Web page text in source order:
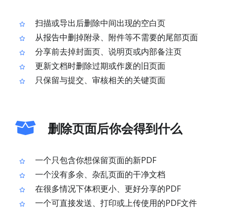
扫描或导出后删除中间出现的空白页
从报告中删掉附录、附件等不需要的尾部页面
分享前去掉封面页、说明页或内部备注页
更新文档时删除过期或作废的旧页面
只保留与提交、审核相关的关键页面
删除页面后你会得到什么
一个只包含你想保留页面的新PDF
一个没有多余、杂乱页面的干净文档
在很多情况下体积更小、更好分享的PDF
一个可直接发送、打印或上传使用的PDF文件